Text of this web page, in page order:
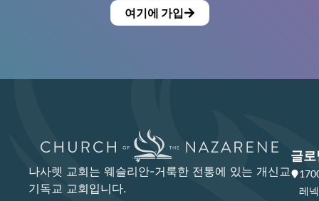
여기에 가입
나사렛 교회는 웨슬리안-거룩한 전통에 있는 개신교
기독교 교회입니다.
글로
레